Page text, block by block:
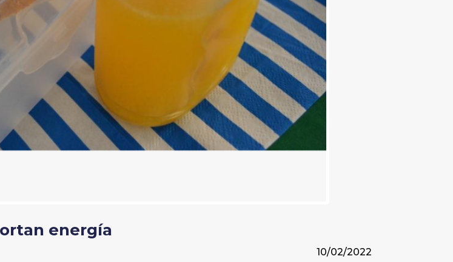
energía
10/02/2022